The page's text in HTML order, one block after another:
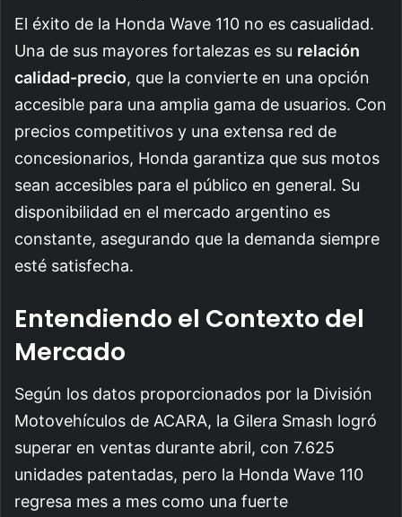
El éxito de la Honda Wave 110 no es casualidad.
Una de sus mayores fortalezas es su relación
calidad-precio, que la convierte en una opción
accesible para una amplia gama de usuarios. Con
precios competitivos y una extensa red de
concesionarios, Honda garantiza que sus motos
sean accesibles para el público en general. Su
disponibilidad en el mercado argentino es
constante, asegurando que la demanda siempre
esté satisfecha.
Entendiendo el Contexto del
Mercado
Según los datos proporcionados por la División
Motovehículos de ACARA, la Gilera Smash logró
superar en ventas durante abril, con 7.625
unidades patentadas, pero la Honda Wave 110
regresa mes a mes como una fuerte